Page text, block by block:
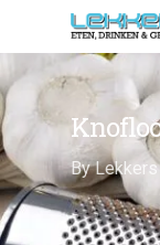
ByLekkers